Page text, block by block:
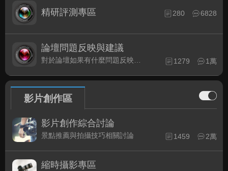
精研評測專區 280 6828
論壇問題反映與建議
對於論壇如果有什麼問題反映或是建議, 竭誠歡迎在這裡盡情發表 1279 1萬
影片創作區
影片創作綜合討論
景點推薦與拍攝技巧相關討論 1459 2萬
縮時攝影專區